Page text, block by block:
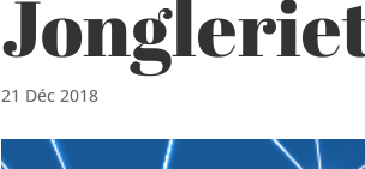
21 Déc 2018